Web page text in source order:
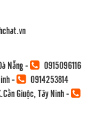
Nẵng -
0915096116
-
0914253814
Giuộc, Tây Ninh -